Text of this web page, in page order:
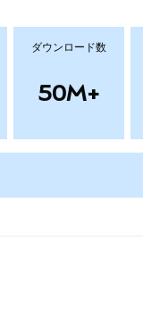
ダウンロード数
50M+